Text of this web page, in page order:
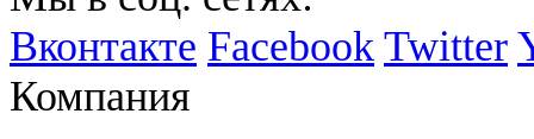
Вконтакте Facebook Twitter
Компания